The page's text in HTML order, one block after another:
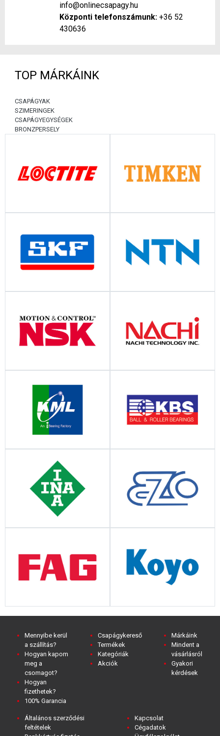
info@onlinecsapagy.hu
Központi telefonszámunk: +36 52
430636
TOP MÁRKÁINK
CSAPÁGYAK
SZIMERINGEK
CSAPÁGYEGYSÉGEK
BRONZPERSELY
Mennyibe kerül
a szállítás?
Hogyan kapom
meg a
csomagot?
Hogyan
fizethetek?
100% Garancia
Csapágykereső
Termékek
Kategóriák
Akciók
Márkáink
Mindent a
vásárlásról
Gyakori
kérdések
Általános szerződési
feltételek
Kapcsolat
Cégadatok